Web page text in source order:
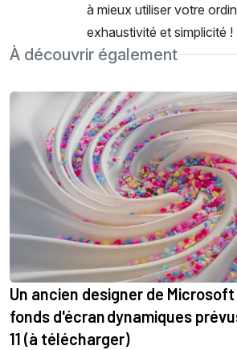
à mieux utiliser votre
exhaustivité et simplicité
À découvrir également
Un ancien designer de
fonds d'écran dynamiques
11 (à télécharger)